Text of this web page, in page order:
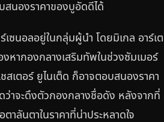
สนองราคาของบูอัดดีได้
ซนอลอยู่ในกลุ่มผู้นำ โดยมิเกล อาร์เต
งหากองกลางเสริมทัพในช่วงซัมเมอร์
สเตอร์ ยูไนเต็ด ก็อาจตอบสนองราคา
ว่าจะดึงตัวกองกลางชื่อดัง หลังจากที่
าลันตาในราคาที่น่าประหลาดใจ